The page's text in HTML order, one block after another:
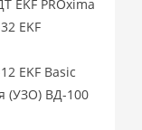
EKF PROxima
EKF
EKF Basic
(УЗО) ВД-100